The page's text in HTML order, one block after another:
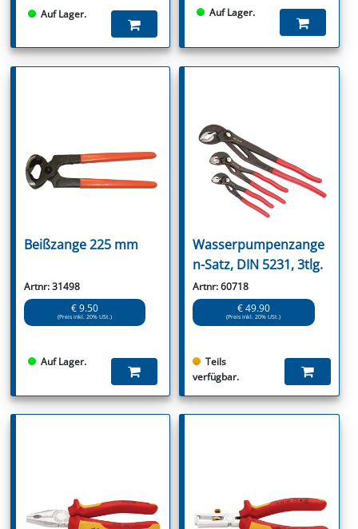
Auf Lager. Auf Lager.
Beißzange 225 mm
Artnr: 31498
€ 9.50
(Preis inkl. 20% USt.)
Auf Lager.
Wasserpumpenzange
n-Satz, DIN 5231, 3tlg.
Artnr: 60718
€ 49.90
(Preis inkl. 20% USt.)
Teils
verfügbar.